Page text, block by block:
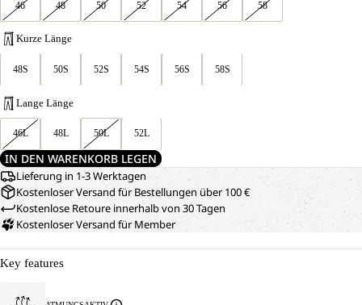
46 48 50 52 54 56 58
Kurze Länge
48S 50S 52S 54S 56S 58S
Lange Länge
46L 48L 50L 52L
IN DEN WARENKORB LEGEN
Lieferung in 1-3 Werktagen
Kostenloser Versand für Bestellungen über 100 €
Kostenlose Retoure innerhalb von 30 Tagen
Kostenloser Versand für Member
Key features